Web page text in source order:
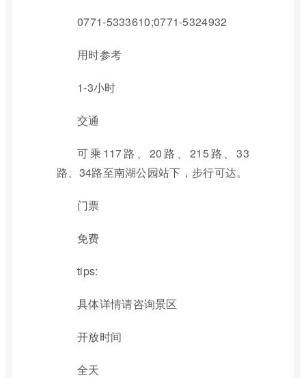
0771-5333610;0771-5324932
用时参考
1-3小时
交通
可乘117路、20路、215路、33
路、34路至南湖公园站下，步行可达。
门票
免费
tips:
具体详情请咨询景区
开放时间
全天